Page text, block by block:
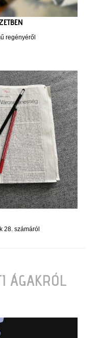
regényéről
28. számáról
ÁGAKRÓL